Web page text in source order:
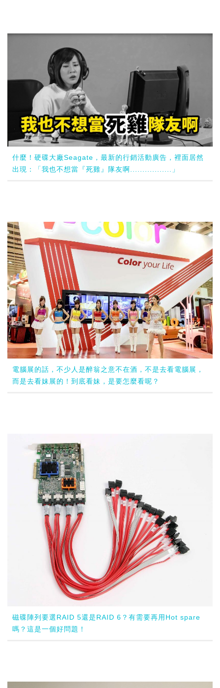
什麼！硬碟大廠Seagate，最新的行銷活動廣告，裡面居然
出現：「我也不想當『死雞』隊友啊.................」
電腦展的話，不少人是醉翁之意不在酒，不是去看電腦展，
而是去看妹展的！到底看妹，是要怎麼看呢？
磁碟陣列要選RAID 5還是RAID 6？有需要再用Hot spare
嗎？這是一個好問題！